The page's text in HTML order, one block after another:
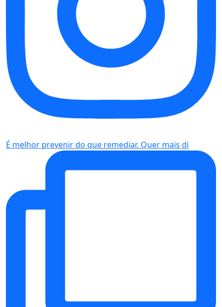
É melhor prevenir do que remediar. Quer mais di